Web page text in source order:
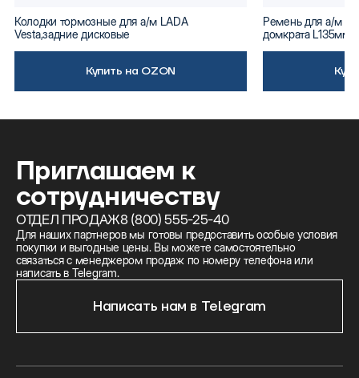
Колодки тормозные для а/м LADA
Vesta,задние дисковые
Купить на OZON
Ремень для а/м
домкрата L135мм
Приглашаем к
сотрудничеству
ОТДЕЛ ПРОДАЖ8 (800) 555-25-40
Для наших партнеров мы готовы предоставить особые условия
покупки и выгодные цены. Вы можете самостоятельно
связаться с менеджером продаж по номеру телефона или
написать в Telegram.
Написать нам в Telegram